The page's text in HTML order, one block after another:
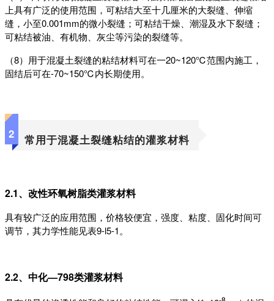
上具有广泛的使用范围，可粘结大至十几厘米的大裂缝、伸缩
缝，小至0.001mm的微小裂缝；可粘结干燥、潮湿及水下裂缝；
可粘结被油、有机物、灰尘等污染的裂缝等。
（8）用于混凝土裂缝的粘结材料可在一20~120℃范围内施工，
固结后可在-70~150℃内长期使用。
2 常用于混凝土裂缝粘结的灌浆材料‍
2.1、改性环氧树脂类灌浆材料
具有较广泛的应用范围，价格较便宜，强度、粘度、固化时间可
调节，其力学性能见表9-l5-1。
2.2、中化—798类灌浆材料